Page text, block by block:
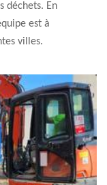
déchets. En
est à
villes.